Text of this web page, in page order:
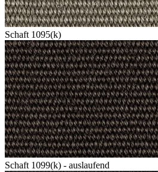
Schaft 1095(k)
Schaft 1099(k) - auslaufend